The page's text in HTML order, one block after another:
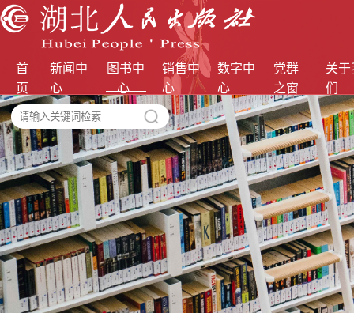
首
页
新闻中
心
图书中
心
销售中
心
数字中
心
党群
之窗
关
们